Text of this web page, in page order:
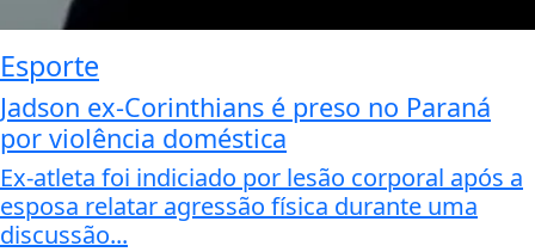
Esporte
Jadson ex-Corinthians é preso no Paraná
por violência doméstica
Ex-atleta foi indiciado por lesão corporal após a
esposa relatar agressão física durante uma
discussão...